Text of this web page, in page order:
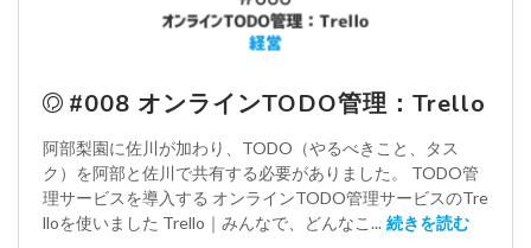
#008 オンラインTODO管理：Trello
阿部梨園に佐川が加わり、TODO（やるべきこと、タス
ク）を阿部と佐川で共有する必要がありました。 TODO管
理サービスを導入する オンラインTODO管理サービスのTre
lloを使いました Trello｜みんなで、どんなこ... 続きを読む